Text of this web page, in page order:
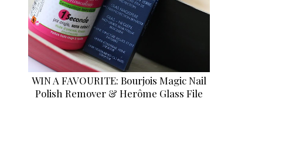
WIN A FAVOURITE: Bourjois Magic Nail
Polish Remover & Herôme Glass File